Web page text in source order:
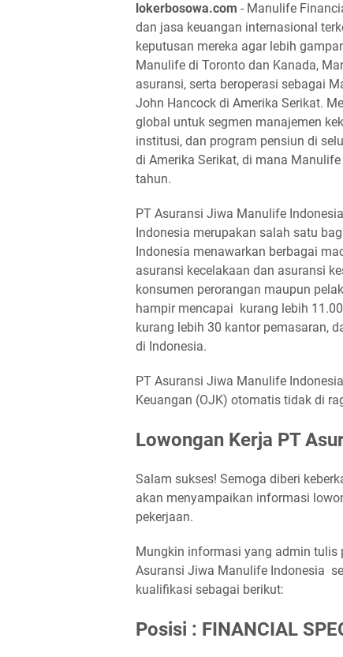
lokerbosowa.com - Manulife
dan jasa keuangan internasional
keputusan mereka agar lebih
Manulife di Toronto dan Kanada,
asuransi, serta beroperasi sebagai
John Hancock di Amerika Serikat.
global untuk segmen manajemen
institusi, dan program pensiun di
di Amerika Serikat, di mana
tahun.
PT Asuransi Jiwa Manulife
Indonesia merupakan salah satu
Indonesia menawarkan berbagai
asuransi kecelakaan dan asuransi
konsumen perorangan maupun
hampir mencapai kurang lebih
kurang lebih 30 kantor pemasaran,
di Indonesia.
PT Asuransi Jiwa Manulife
Keuangan (OJK) otomatis tidak di
Lowongan Kerja PT
Salam sukses! Semoga diberi
akan menyampaikan informasi
pekerjaan.
Mungkin informasi yang admin tulis
Asuransi Jiwa Manulife Indonesia
kualifikasi sebagai berikut:
Posisi : FINANCIAL